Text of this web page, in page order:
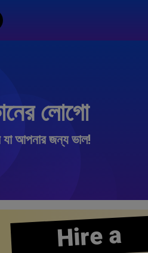
লোগো
আপনার জন্য ভাল!
Hire a